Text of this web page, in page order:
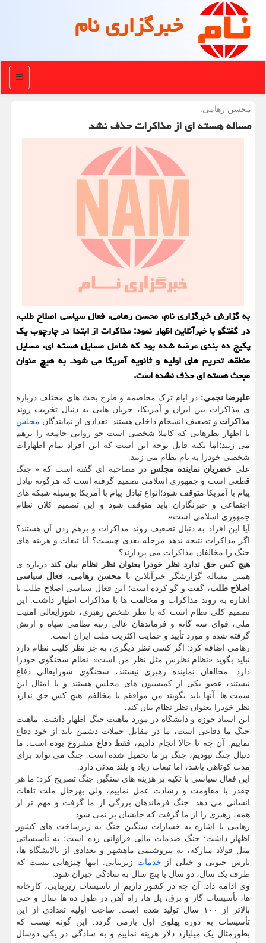
خبرگزاری نام
منو
محسن رهامی:
مساله هسته ای از مذاکرات حذف نشد
به گزارش خبرگزاری نام، محسن رهامی، فعال سیاسی اصلاح طلب،
در گفتگو با خبرآنلاین اظهار نمود: مذاکرات از ابتدا در چارچوب یک
پکیج ده بندی عرضه شده بود که شامل مسایل هسته ای، مسایل
منطقه، تحریم های اولیه و ثانویه آمریکا می شود. به هیچ عنوان
مبحث هسته ای حذف نشده است.
علیرضا نجمی: در ایام ترک مخاصمه و طرح بحث های مختلف درباره
ی مذاکرات بین ایران و آمریکا، جریان هایی به دنبال تخریب روند
مذاکرات و تضعیف انسجام داخلی هستند. تعدادی از نمایندگان مجلس
با اظهار نظرهایی که کاملا شخصی است جو روانی جامعه را برهم
می زنند؛اما نکته قابل توجه این است که این افراد تمام اظهارات
شخصی خودرا به نام نظام می زنند.
علیخضریان نماینده مجلس در مصاحبه ای گفته است که « جنگ
قطعی است و جمهوری اسلامی تصمیم گرفته است که هرگونه تبادل
پیام با آمریکا متوقف شود؛انواع تبادل پیام با آمریکا بوسیله شبکه های
اجتماعی و خبرنگاران باید متوقف شود و این تصمیم کلان نظام
جمهوری اسلامی است»
آیا این افراد به دنبال تضعیف روند مذاکرات و برهم زدن آن هستند؟
اگر مذاکرات نتیجه ندهد مرحله بعدی چیست؟ آیا تبعات و هزینه های
جنگ را مخالفان مذاکرات می پردازند؟
هیچ کس حق ندارد نظر خودرا بعنوان نظر نظام بیان کند درباره ی
همین مساله گزارشگر خبرآنلاین با محسن رهامی، فعال سیاسی
اصلاح طلب، گفت و گو کرده است؛ این فعال سیاسی اصلاح طلب با
اشاره به روند مذاکرات و مخالفت ها با مذاکرات اظهار داشت: این
تصمیم کلی نظام است که با نظر شخص رهبری، شورایعالی امنیت
ملی، قوای سه گانه و فرماندهان عالی رتبه نظامی سپاه و ارتش
گرفته شده و مورد تأیید و حمایت اکثریت ملت ایران است.
رهامی اضافه کرد: اگر کسی نظر دیگری، به جز نظر کلیت نظام دارد
نباید بگوید «نظام نظرش مثل نظر من است». نظام سخنگوی خودرا
دارد. مخالفان نماینده رهبری نیستند، سخنگوی شورایعالی دفاع
نیستند، عضو یکی از کمیسیون های مجلس هستند و یا امثال این
سمت ها. آنها باید بگویند من موافقم یا مخالفم. هیچ کس حق ندارد
نظر خودرا بعنوان نظر نظام بیان کند.
این استاد حوزه و دانشگاه در مورد ماهیت جنگ اظهار داشت: ماهیت
جنگ ما دفاعی است، ما در مقابل حملات دشمن باید از خود دفاع
نماییم. آن چه تا حالا انجام دادیم، فقط دفاع مشروع بوده است. ما
دنبال جنگ نبودیم، جنگ بر ما تحمیل شده است. جنگ می تواند برای
مدت کوتاهی باشد، اما تبعات زیاد و بلند مدتی دارد.
این فعال سیاسی با تکیه بر هزینه های سنگین جنگ تصریح کرد: ما هر
چقدر با مقاومت و رشادت عمل نماییم، ولی بهرحال ملت تلفات
انسانی می دهد. جنگ فرماندهان بزرگی از ما گرفت و مهم تر از
همه، رهبری را از ما گرفت که جایشان پر نمی شود.
رهامی با اشاره به خسارات سنگین جنگ به زیرساخت های کشور
اظهار داشت: جنگ صدمات مالی فراوانی زده است؛ به تأسیساتی
مثل فولاد مبارکه، به پتروشیمی ماهشهر و تعدادی از پالایشگاه ها،
پارس جنوبی و خیلی از خدمات زیربنایی. اینها چیزهایی نیست که
ظرف یک سال، دو سال یا پنج سال به سادگی جبران شود.
وی ادامه داد: آن چه در کشور داریم از تاسیسات زیربنایی، کارخانه
ها، تأسیسات گاز و برق، پل ها، راه آهن در طول ده ها سال و حتی
بالاتر از ۱۰۰ سال تولید شده است. ساخت اولیه تعدادی از این
تأسیسات به دوره پهلوی اول بازمی گردد. این گونه نیست که
بطورمثال یک میلیارد دلار هزینه نماییم و به سادگی در یکی دوسال